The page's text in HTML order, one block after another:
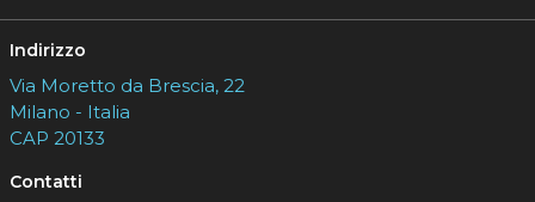
Indirizzo
Via Moretto da Brescia, 22
Milano - Italia
CAP 20133
Contatti